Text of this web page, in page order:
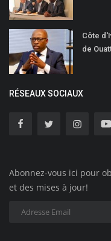
Côte
de
RÉSEAUX SOCIAUX
Abonnez-vous ici pour
et des mises à jour!